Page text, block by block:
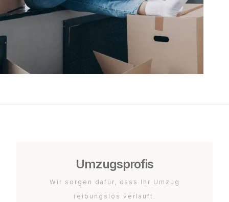
Umzugsprofis
Wir sorgen dafür, dass Ihr Umzug
reibungslos verläuft.